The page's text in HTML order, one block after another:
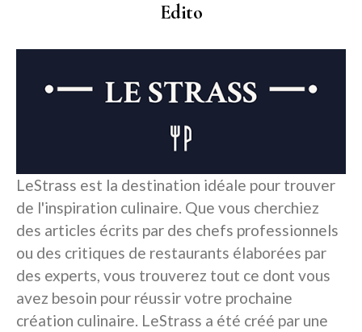
Edito
LeStrass est la destination idéale pour trouver
de l'inspiration culinaire. Que vous cherchiez
des articles écrits par des chefs professionnels
ou des critiques de restaurants élaborées par
des experts, vous trouverez tout ce dont vous
avez besoin pour réussir votre prochaine
création culinaire. LeStrass a été créé par une